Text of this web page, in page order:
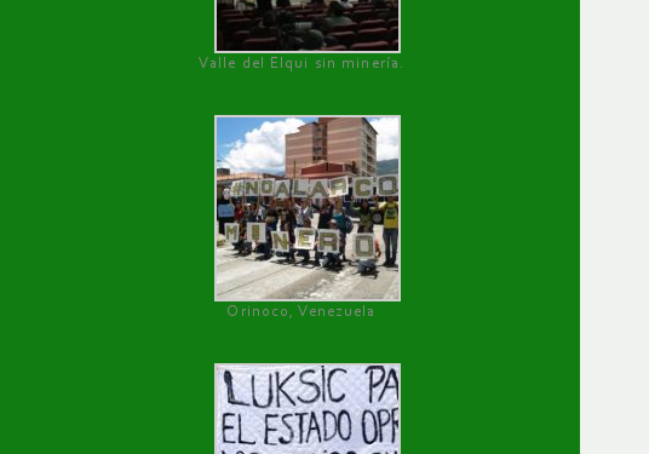
Valle del Elqui sin minería.
Orinoco, Venezuela